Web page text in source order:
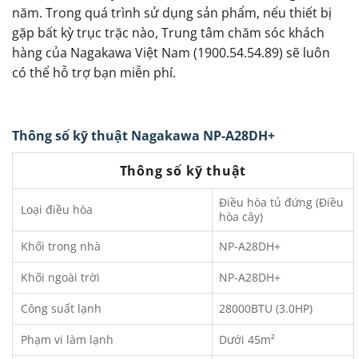
năm. Trong quá trình sử dụng sản phẩm, nếu thiết bị
gặp bất kỳ trục trặc nào, Trung tâm chăm sóc khách
hàng của Nagakawa Việt Nam (1900.54.54.89) sẽ luôn
có thể hỗ trợ bạn miễn phí.
Thông số kỹ thuật Nagakawa NP-A28DH+
Thông số kỹ thuật
Loại điều hòa
Điều hòa tủ đứng (Điều
hòa cây)
Khối trong nhà
NP-A28DH+
Khối ngoài trời NP-A28DH+
Công suất lạnh 28000BTU (3.0HP)
Phạm vi làm lạnh Dưới 45m²